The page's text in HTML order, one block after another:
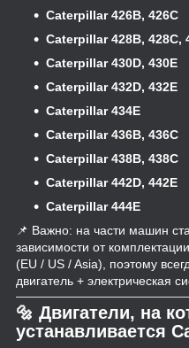
Caterpillar 426B, 426C
Caterpillar 428B, 428C,
Caterpillar 430D, 430E
Caterpillar 432D, 432E
Caterpillar 434E
Caterpillar 436B, 436C
Caterpillar 438B, 438C
Caterpillar 442D, 442E
Caterpillar 444E
📌 Важно: на части машин
зависимости от
(EU / US / Asia), поэтому
двигатель + электрическая
🔩 Двигатели, на
устанавливается